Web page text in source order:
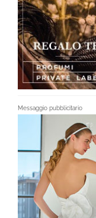
Messaggio pubblicitario